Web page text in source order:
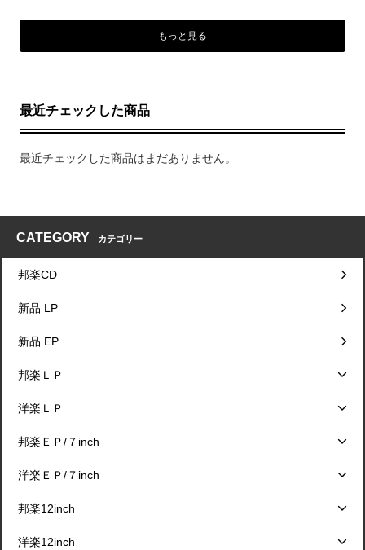
もっと見る
最近チェックした商品
最近チェックした商品はまだありません。
CATEGORY カテゴリー
邦楽CD
新品 LP
新品 EP
邦楽ＬＰ
洋楽ＬＰ
邦楽ＥＰ/７inch
洋楽ＥＰ/７inch
邦楽12inch
洋楽12inch